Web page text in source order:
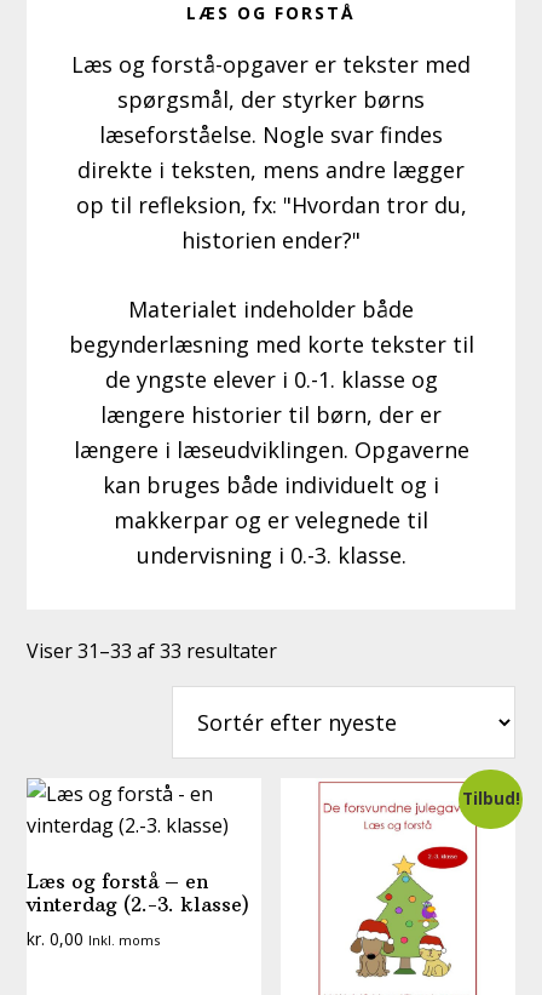
LÆS OG FORSTÅ
Læs og forstå-opgaver er tekster med
spørgsmål, der styrker børns
læseforståelse. Nogle svar findes
direkte i teksten, mens andre lægger
op til refleksion, fx: "Hvordan tror du,
historien ender?"
Materialet indeholder både
begynderlæsning med korte tekster til
de yngste elever i 0.-1. klasse og
længere historier til børn, der er
længere i læseudviklingen. Opgaverne
kan bruges både individuelt og i
makkerpar og er velegnede til
undervisning i 0.-3. klasse.
Viser 31–33 af 33 resultaterSorteret
efter
seneste
Læs og forstå – en
vinterdag (2.-3. klasse)
kr. 0,00 Inkl. moms
Tilbud!